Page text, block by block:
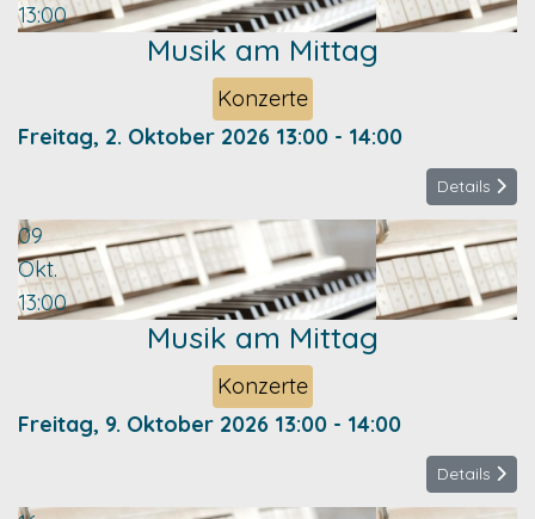
13:00
Musik am Mittag
Konzerte
Freitag, 2. Oktober 2026 13:00 - 14:00
Details
09
Okt.
13:00
Musik am Mittag
Konzerte
Freitag, 9. Oktober 2026 13:00 - 14:00
Details